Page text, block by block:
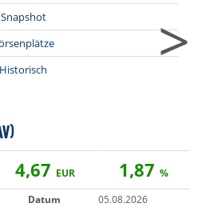
Snapshot
Historisch
>
4,67 EUR 1,87 %
Datum 05.08.2026